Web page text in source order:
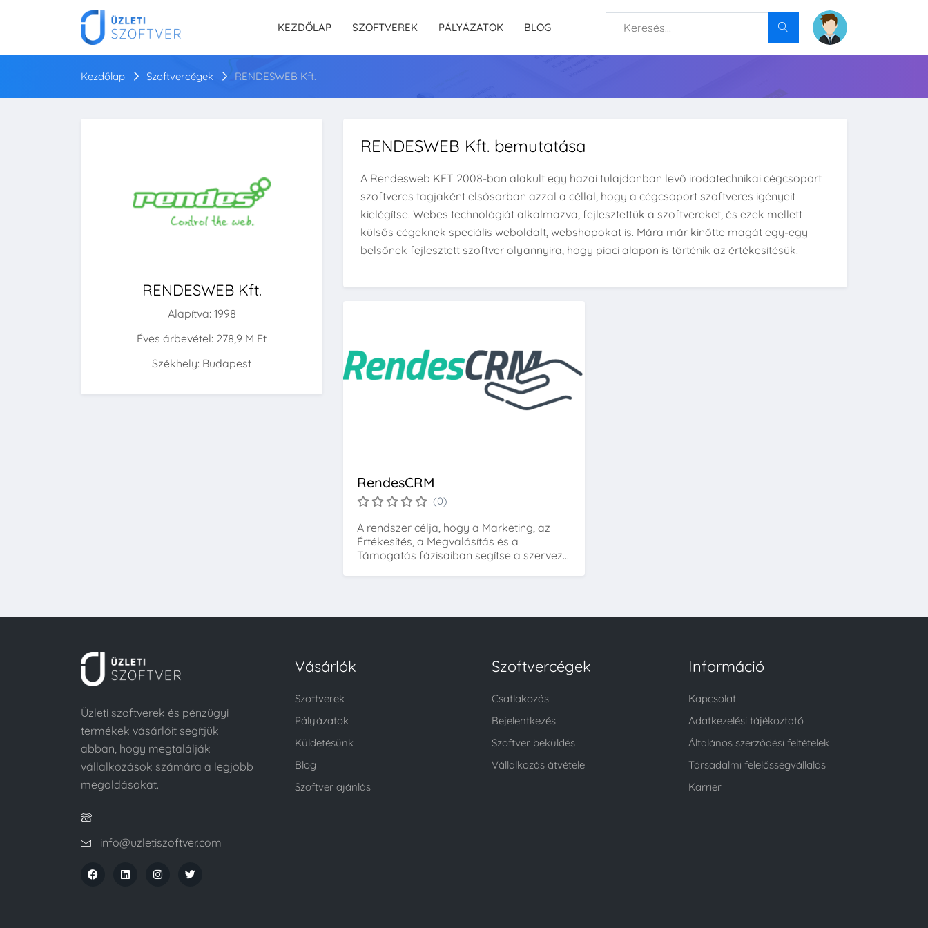
KEZDŐLAP SZOFTVEREK PÁLYÁZATOK BLOG
Kezdőlap Szoftvercégek RENDESWEB Kft.
RENDESWEB Kft.
Alapítva: 1998
Éves árbevétel: 278,9 M Ft
Székhely: Budapest
RENDESWEB Kft. bemutatása
A Rendesweb KFT 2008-ban alakult egy hazai tulajdonban levő irodatechnikai cégcsoport
szoftveres tagjaként elsősorban azzal a céllal, hogy a cégcsoport szoftveres igényeit
kielégítse. Webes technológiát alkalmazva, fejlesztettük a szoftvereket, és ezek mellett
külsős cégeknek speciális weboldalt, webshopokat is. Mára már kinőtte magát egy-egy
belsőnek fejlesztett szoftver olyannyira, hogy piaci alapon is történik az értékesítésük.
RendesCRM
(0)
A rendszer célja, hogy a Marketing, az
Értékesítés, a Megvalósítás és a
Támogatás fázisaiban segítse a szervez...
Üzleti szoftverek és pénzügyi
termékek vásárlóit segítjük
abban, hogy megtalálják
vállalkozások számára a legjobb
megoldásokat.
info@uzletiszoftver.com
Vásárlók
Szoftverek
Pályázatok
Küldetésünk
Blog
Szoftver ajánlás
Szoftvercégek
Csatlakozás
Bejelentkezés
Szoftver beküldés
Vállalkozás átvétele
Információ
Kapcsolat
Adatkezelési tájékoztató
Általános szerződési feltételek
Társadalmi felelősségvállalás
Karrier